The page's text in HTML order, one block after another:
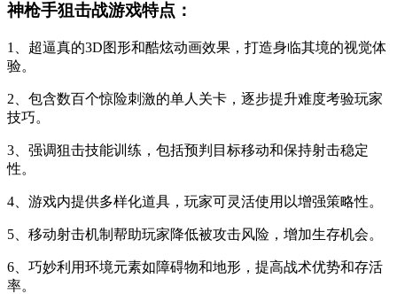
神枪手狙击战游戏特点：
1、超逼真的3D图形和酷炫动画效果，打造身临其境的视觉体
验。
2、包含数百个惊险刺激的单人关卡，逐步提升难度考验玩家
技巧。
3、强调狙击技能训练，包括预判目标移动和保持射击稳定
性。
4、游戏内提供多样化道具，玩家可灵活使用以增强策略性。
5、移动射击机制帮助玩家降低被攻击风险，增加生存机会。
6、巧妙利用环境元素如障碍物和地形，提高战术优势和存活
率。